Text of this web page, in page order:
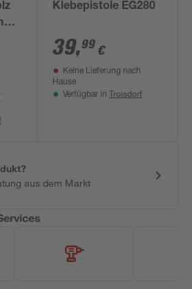
Klebepistole EG280
39,99 €
Keine Lieferung nach
Hause
Verfügbar in Troisdorf
aus dem Markt